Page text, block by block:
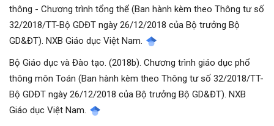
thông - Chương trình tổng thể (Ban hành kèm theo Thông tư số
32/2018/TT-Bộ GDĐT ngày 26/12/2018 của Bộ trưởng Bộ
GD&ĐT). NXB Giáo dục Việt Nam.
Bộ Giáo dục và Đào tạo. (2018b). Chương trình giáo dục phổ
thông môn Toán (Ban hành kèm theo Thông tư số 32/2018/TT-
Bộ GDĐT ngày 26/12/2018 của Bộ trưởng Bộ GD&ĐT). NXB
Giáo dục Việt Nam.